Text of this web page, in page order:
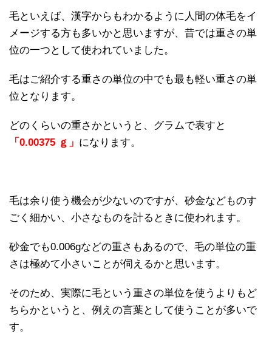
毛といえば、漢字からもわかるように人間の体毛をイ
メージする方も多いかと思いますが、昔では重さの単
位の一つとして使われていました。
毛はご紹介する重さの単位の中でも最も軽い重さの単
位となります。
どのくらいの重さかというと、グラムで表すと
「0.00375 ｇ」 になります。
毛は余り使う機会が少ないのですが、砂金などものす
ごく細かい、小さなものを計るときに使われます。
砂金でも0.006gなどの重さもあるので、毛の単位の重
さは極めて小さいことが伺えるかと思います。
そのため、実際に毛という重さの単位を使うよりもど
ちらかというと、例えの言葉として使うことが多いで
す。